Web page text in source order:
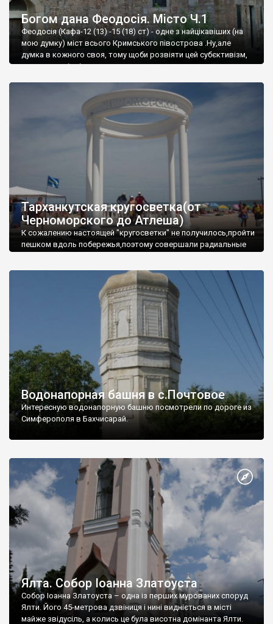
Богом дана Феодосія. Місто Ч.1
Феодосія (Кафа-12 (13) -15 (18) ст) - одне з найцікавіших (на
мою думку) міст всього Кримського півострова .Ну,але
думка в кожного своя, тому щоби розвіяти цей субєктивізм,
запрошую відвідати це
Тарханкутская кругосветка(от
Черноморского до Атлеша)
К сожалению настоящей "кругосветки" не получилось,пройти
пешком вдоль побережья,поэтому совершали радиальные
Водонапорная башня в с.Почтовое
Интересную водонапорную башню посмотрели по дороге из
Симферополя в Бахчисарай.
Ялта. Собор Іоанна Златоуста
Собор Іоанна Златоуста – одна із перших мурованих споруд
Ялти. Його 45-метрова дзвіниця і нині видніється в місті
майже звідусіль, а колись це була висотна домінанта Ялти.